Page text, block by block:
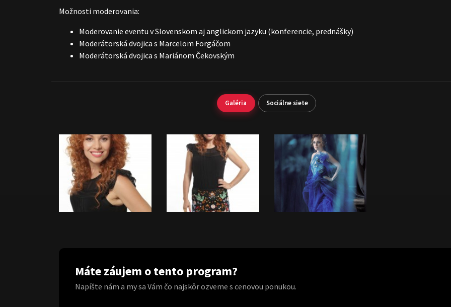
Možnosti moderovania:
Moderovanie eventu v Slovenskom aj anglickom jazyku (konferencie, prednášky)
Moderátorská dvojica s Marcelom Forgáčom
Moderátorská dvojica s Mariánom Čekovským
Galéria Sociálne siete
Máte záujem o tento program?
Napíšte nám a my sa Vám čo najskôr ozveme s cenovou ponukou.